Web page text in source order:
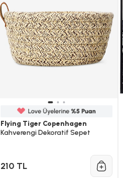
Flying Tiger Copenhagen
Kahverengi Dekoratif Sepet
210 TL